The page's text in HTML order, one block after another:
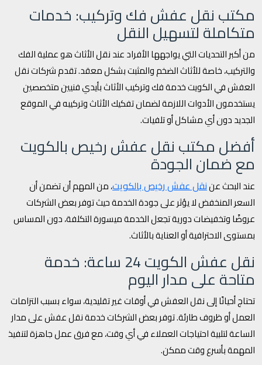
مكتب نقل عفش فك وتركيب: خدمات
متكاملة لتسهيل النقل
من أكبر التحديات التي يواجهها الأفراد عند نقل الأثاث هو عملية الفك
والتركيب، خاصة للأثاث الضخم والمثبت بشكل معقد. تقدم شركات نقل
العفش في الكويت خدمة فك وتركيب الأثاث بأيدي فنيين متخصصين
يستخدمون الأدوات اللازمة لضمان تفكيك الأثاث وتركيبه في الموقع
الجديد دون أي مشاكل أو تلفيات.
أفضل مكتب نقل عفش رخيص بالكويت
مع ضمان الجودة
عند البحث عننقل عفش رخيص بالكويت، من المهم أن تضمن أن
السعر المنخفض لا يؤثر على جودة الخدمة حيث توفر بعض الشركات
عروضًا وتخفيضات دورية تجعل الخدمة ميسورة التكلفة، دون المساس
بمستوى الاحترافية أو العناية بالأثاث.
نقل عفش الكويت 24 ساعة: خدمة
متاحة على مدار اليوم
تحتاج أحيانًا إلى نقل العفش في أوقات غير تقليدية، سواء بسبب التزامات
العمل أو ظروف طارئة. توفر بعض الشركات خدمة نقل عفش على مدار
الساعة لتلبية احتياجات العملاء في أي وقت، مع فرق عمل جاهزة لتنفيذ
المهمة بأسرع وقت ممكن.